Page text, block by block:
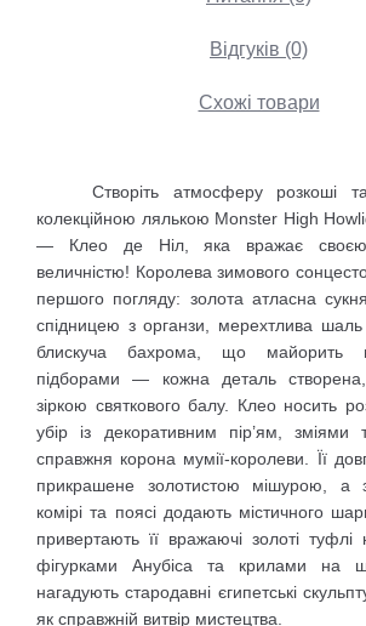
Відгуків (0)
Схожі товари
Створіть атмосферу розкоші та
колекційною лялькою Monster High
— Клео де Ніл, яка вражає своєю
величністю! Королева зимового
першого погляду: золота атласна
спідницею з органзи, мерехтлива шаль
блискуча бахрома, що майорить
підборами — кожна деталь
зіркою святкового балу. Клео носить
убір із декоративним пір’ям,
справжня корона мумії-королеви. Її
прикрашене золотистою мішурою, а
комірі та поясі додають містичного
привертають її вражаючі золоті
фігурками Анубіса та крилами на
нагадують стародавні єгипетські
як справжній витвір мистецтва.